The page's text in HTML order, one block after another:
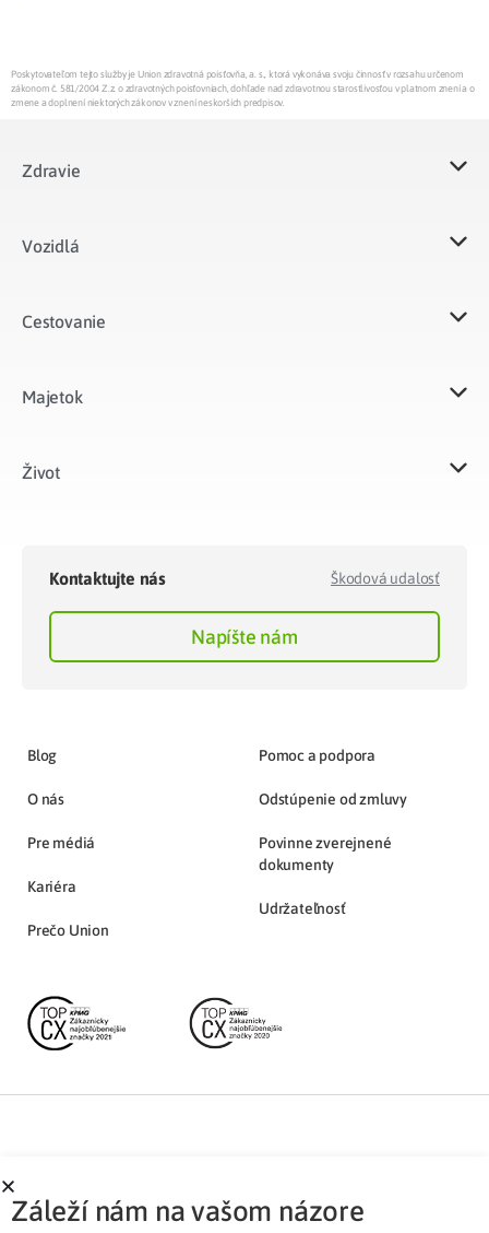
Poskytovateľom tejto služby je Union zdravotná poisťovňa, a. s., ktorá vykonáva svoju činnosť v rozsahu určenom
zákonom č. 581/2004 Z.z. o zdravotných poisťovniach, dohľade nad zdravotnou starostlivosťou v platnom znení a o
zmene a doplnení niektorých zákonov v znení neskorších predpisov.
Zdravie
Vozidlá​
Cestovanie
Majetok​
Život​
Kontaktujte nás Škodová udalosť
Napíšte nám
Blog
O nás
Pre médiá
Kariéra
Prečo Union
Pomoc a podpora
Odstúpenie od zmluvy
Povinne zverejnené
dokumenty
Udržateľnosť
Partnerská zóna Ochrana osobných údajov
Záleží nám na vašom názore